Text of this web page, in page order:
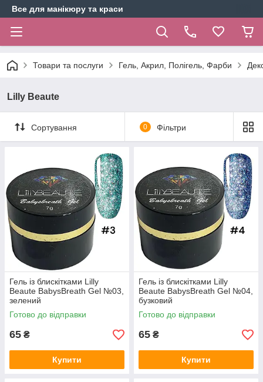
Все для манікюру та краси
Товари та послуги Гель, Акрил, Полігель, Фарби
Lilly Beaute
Сортування 0 Фільтри
Гель із блискітками Lilly
Beaute BabysBreath Gel №03,
зелений
Готово до відправки
65 ₴
Купити
Гель із блискітками Lilly
Beaute BabysBreath Gel №04,
бузковий
Готово до відправки
65 ₴
Купити